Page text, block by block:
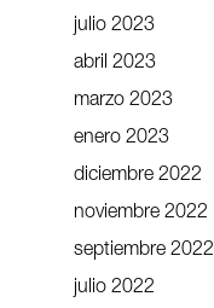
julio 2023
abril 2023
marzo 2023
enero 2023
diciembre 2022
noviembre 2022
septiembre 2022
julio 2022